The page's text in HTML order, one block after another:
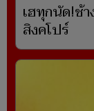
เฮทุกนัด!ช้
สิงคโปร์